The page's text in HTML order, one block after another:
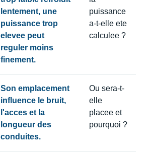
lentement, une
puissance trop
elevee peut
reguler moins
finement.
puissance
a-t-elle ete
calculee ?
Son emplacement
influence le bruit,
l'acces et la
longueur des
conduites.
Ou sera-t-
elle
placee et
pourquoi ?